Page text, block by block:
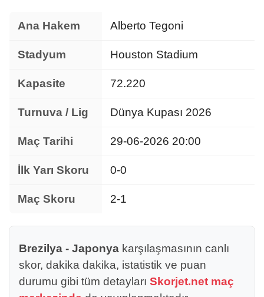
Ana Hakem Alberto Tegoni
Stadyum Houston Stadium
Kapasite 72.220
Turnuva / Lig Dünya Kupası 2026
Maç Tarihi 29-06-2026 20:00
İlk Yarı Skoru 0-0
Maç Skoru 2-1
Brezilya - Japonya karşılaşmasının canlı
skor, dakika dakika, istatistik ve puan
durumu gibi tüm detayları Skorjet.net maç